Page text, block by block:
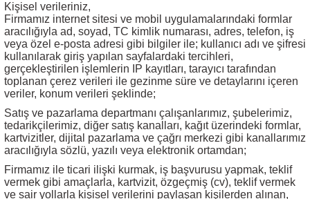
Kişisel verileriniz,
Firmamız internet sitesi ve mobil uygulamalarındaki formlar
aracılığıyla ad, soyad, TC kimlik numarası, adres, telefon, iş
veya özel e-posta adresi gibi bilgiler ile; kullanıcı adı ve şifresi
kullanılarak giriş yapılan sayfalardaki tercihleri,
gerçekleştirilen işlemlerin IP kayıtları, tarayıcı tarafından
toplanan çerez verileri ile gezinme süre ve detaylarını içeren
veriler, konum verileri şeklinde;
Satış ve pazarlama departmanı çalışanlarımız, şubelerimiz,
tedarikçilerimiz, diğer satış kanalları, kağıt üzerindeki formlar,
kartvizitler, dijital pazarlama ve çağrı merkezi gibi kanallarımız
aracılığıyla sözlü, yazılı veya elektronik ortamdan;
Firmamız ile ticari ilişki kurmak, iş başvurusu yapmak, teklif
vermek gibi amaçlarla, kartvizit, özgeçmiş (cv), teklif vermek
ve sair yollarla kişisel verilerini paylaşan kişilerden alınan,